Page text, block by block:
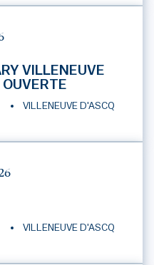
VILLENEUVE
OUVERTE
VILLENEUVE D'ASCQ
VILLENEUVE D'ASCQ